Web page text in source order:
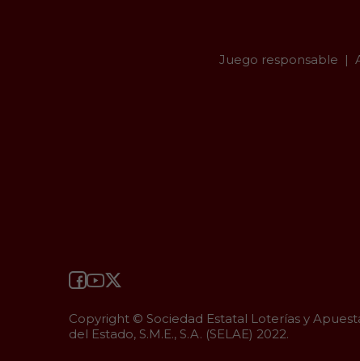
Juego responsable
Copyright © Sociedad Estatal Loterías y
del Estado, S.M.E., S.A. (SELAE) 2022.